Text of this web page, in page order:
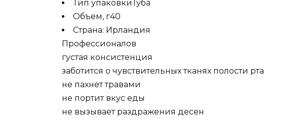
Тип упаковкиТуба
Объем, г40
Страна: Ирландия
Профессионалов
густая консистенция
заботится о чувствительных тканях полости рта
не пахнет травами
не портит вкус еды
не вызывает раздражения десен